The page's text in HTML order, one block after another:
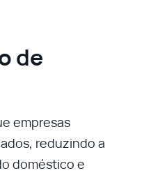
de
empresas
reduzindo a
doméstico e